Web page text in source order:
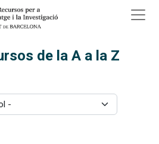
Vés al contingut
de la A a la Z